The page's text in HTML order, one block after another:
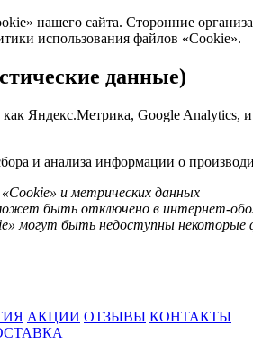
нашего сайта. Сторонние
использования файлов «Cookie».
данные)
Яндекс.Метрика, Google Analytics,
и анализа информации о
и метрических данных
быть отключено в интернет-
могут быть недоступны некоторые
АКЦИИ ОТЗЫВЫ КОНТАКТЫ